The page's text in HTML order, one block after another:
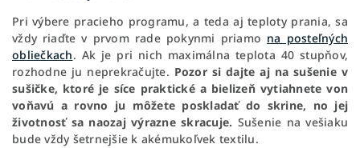
Pri výbere pracieho programu, a teda aj teploty prania, sa
vždy riaďte v prvom rade pokynmi priamo na posteľných
obliečkach. Ak je pri nich maximálna teplota 40 stupňov,
rozhodne ju neprekračujte. Pozor si dajte aj na sušenie v
sušičke, ktoré je síce praktické a bielizeň vytiahnete von
voňavú a rovno ju môžete poskladať do skrine, no jej
životnosť sa naozaj výrazne skracuje. Sušenie na vešiaku
bude vždy šetrnejšie k akémukoľvek textilu.